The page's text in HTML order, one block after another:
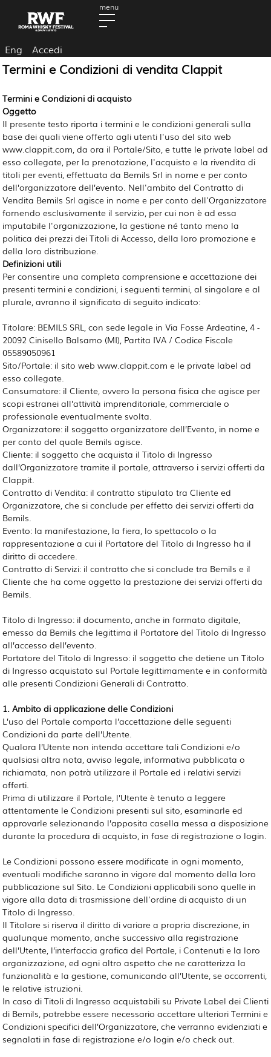
Eng Accedi
Termini e Condizioni di vendita Clappit
Termini e Condizioni di acquisto
Oggetto
Il presente testo riporta i termini e le condizioni generali sulla
base dei quali viene offerto agli utenti l'uso del sito web
www.clappit.com, da ora il Portale/Sito, e tutte le private label ad
esso collegate, per la prenotazione, l'acquisto e la rivendita di
titoli per eventi, effettuata da Bemils Srl in nome e per conto
dell’organizzatore dell’evento. Nell'ambito del Contratto di
Vendita Bemils Srl agisce in nome e per conto dell'Organizzatore
fornendo esclusivamente il servizio, per cui non è ad essa
imputabile l'organizzazione, la gestione né tanto meno la
politica dei prezzi dei Titoli di Accesso, della loro promozione e
della loro distribuzione.
Definizioni utili
Per consentire una completa comprensione e accettazione dei
presenti termini e condizioni, i seguenti termini, al singolare e al
plurale, avranno il significato di seguito indicato:
Titolare: BEMILS SRL, con sede legale in Via Fosse Ardeatine, 4 -
20092 Cinisello Balsamo (MI), Partita IVA / Codice Fiscale
05589050961
Sito/Portale: il sito web www.clappit.com e le private label ad
esso collegate.
Consumatore: il Cliente, ovvero la persona fisica che agisce per
scopi estranei all’attività imprenditoriale, commerciale o
professionale eventualmente svolta.
Organizzatore: il soggetto organizzatore dell’Evento, in nome e
per conto del quale Bemils agisce.
Cliente: il soggetto che acquista il Titolo di Ingresso
dall’Organizzatore tramite il portale, attraverso i servizi offerti da
Clappit.
Contratto di Vendita: il contratto stipulato tra Cliente ed
Organizzatore, che si conclude per effetto dei servizi offerti da
Bemils.
Evento: la manifestazione, la fiera, lo spettacolo o la
rappresentazione a cui il Portatore del Titolo di Ingresso ha il
diritto di accedere.
Contratto di Servizi: il contratto che si conclude tra Bemils e il
Cliente che ha come oggetto la prestazione dei servizi offerti da
Bemils.
Titolo di Ingresso: il documento, anche in formato digitale,
emesso da Bemils che legittima il Portatore del Titolo di Ingresso
all’accesso dell’evento.
Portatore del Titolo di Ingresso: il soggetto che detiene un Titolo
di Ingresso acquistato sul Portale legittimamente e in conformità
alle presenti Condizioni Generali di Contratto.
1. Ambito di applicazione delle Condizioni
L’uso del Portale comporta l’accettazione delle seguenti
Condizioni da parte dell’Utente.
Qualora l’Utente non intenda accettare tali Condizioni e/o
qualsiasi altra nota, avviso legale, informativa pubblicata o
richiamata, non potrà utilizzare il Portale ed i relativi servizi
offerti.
Prima di utilizzare il Portale, l’Utente è tenuto a leggere
attentamente le Condizioni presenti sul sito, esaminarle ed
approvarle selezionando l’apposita casella messa a disposizione
durante la procedura di acquisto, in fase di registrazione o login.
Le Condizioni possono essere modificate in ogni momento,
eventuali modifiche saranno in vigore dal momento della loro
pubblicazione sul Sito. Le Condizioni applicabili sono quelle in
vigore alla data di trasmissione dell'ordine di acquisto di un
Titolo di Ingresso.
Il Titolare si riserva il diritto di variare a propria discrezione, in
qualunque momento, anche successivo alla registrazione
dell’Utente, l’interfaccia grafica del Portale, i Contenuti e la loro
organizzazione, ed ogni altro aspetto che ne caratterizza la
funzionalità e la gestione, comunicando all’Utente, se occorrenti,
le relative istruzioni.
In caso di Titoli di Ingresso acquistabili su Private Label dei Clienti
di Bemils, potrebbe essere necessario accettare ulteriori Termini e
Condizioni specifici dell’Organizzatore, che verranno evidenziati e
segnalati in fase di registrazione e/o login e/o check out.